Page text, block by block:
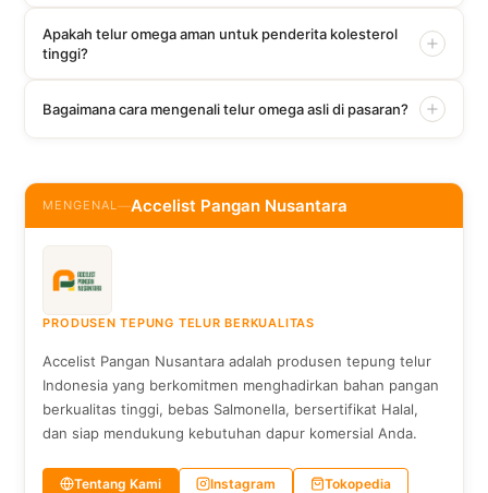
Apakah telur omega aman untuk penderita kolesterol
tinggi?
Bagaimana cara mengenali telur omega asli di pasaran?
MENGENAL—Accelist Pangan Nusantara
PRODUSEN TEPUNG TELUR BERKUALITAS
Accelist Pangan Nusantara adalah produsen tepung telur
Indonesia yang berkomitmen menghadirkan bahan pangan
berkualitas tinggi, bebas Salmonella, bersertifikat Halal,
dan siap mendukung kebutuhan dapur komersial Anda.
Tentang Kami Instagram Tokopedia